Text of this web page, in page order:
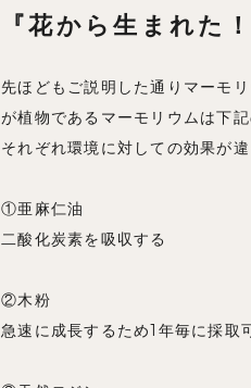
『花から生まれた！
先ほどもご説明した通りマーモ
が植物であるマーモリウムは下
それぞれ環境に対しての効果が
①亜麻仁油
二酸化炭素を吸収する
②木粉
急速に成長するため1年毎に採取